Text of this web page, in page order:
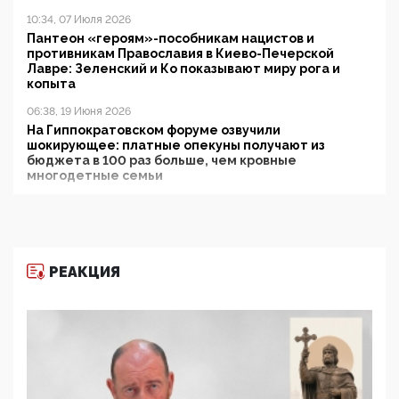
10:34, 07 Июля 2026
Пантеон «героям»-пособникам нацистов и
противникам Православия в Киево-Печерской
Лавре: Зеленский и Ко показывают миру рога и
копыта
06:38, 19 Июня 2026
На Гиппократовском форуме озвучили
шокирующее: платные опекуны получают из
бюджета в 100 раз больше, чем кровные
многодетные семьи
11:53, 09 Июня 2026
деятельность ИИТО ЮНЕСКО в России, но
цифроглобалисты продолжают определять
повестку в образовании
09:43, 01 Июня 2026
5G за счет здоровья граждан: Минцифры намерено
РЕАКЦИЯ